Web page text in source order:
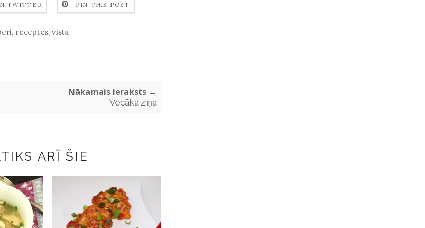
TWITTER PIN THIS POST
, receptes, vista
Nākamais ieraksts →
Vecāka ziņa
ARĪ ŠIE